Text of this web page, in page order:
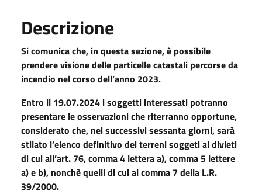
Descrizione
Si comunica che, in questa sezione, è possibile
prendere visione delle particelle catastali percorse da
incendio nel corso dell’anno 2023.
Entro il 19.07.2024 i soggetti interessati potranno
presentare le osservazioni che riterranno opportune,
considerato che, nei successivi sessanta giorni, sarà
stilato l’elenco definitivo dei terreni soggeti ai divieti
di cui all’art. 76, comma 4 lettera a), comma 5 lettere
a) e b), nonchè quelli di cui al comma 7 della L.R.
39/2000.